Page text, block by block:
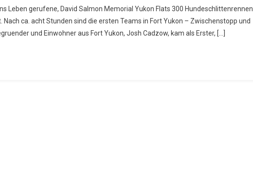
Leben gerufene, David Salmon Memorial Yukon Flats 300 Hundeschlittenrennen
ca. acht Stunden sind die ersten Teams in Fort Yukon – Zwischenstopp und
und Einwohner aus Fort Yukon, Josh Cadzow, kam als Erster, […]